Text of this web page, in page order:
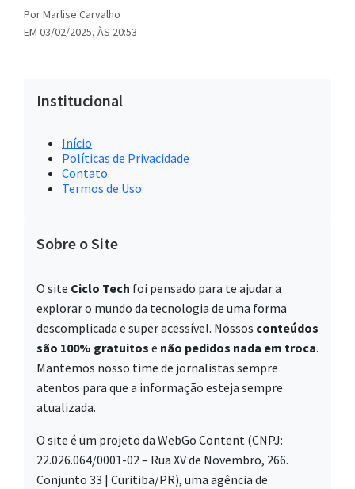
Por Marlise Carvalho
EM 03/02/2025, ÀS 20:53
Institucional
Início
Políticas de Privacidade
Contato
Termos de Uso
Sobre o Site
O site Ciclo Tech foi pensado para te ajudar a
explorar o mundo da tecnologia de uma forma
descomplicada e super acessível. Nossos conteúdos
são 100% gratuitos e não pedidos nada em troca.
Mantemos nosso time de jornalistas sempre
atentos para que a informação esteja sempre
atualizada.
O site é um projeto da WebGo Content (CNPJ:
22.026.064/0001-02 – Rua XV de Novembro, 266.
Conjunto 33 | Curitiba/PR), uma agência de